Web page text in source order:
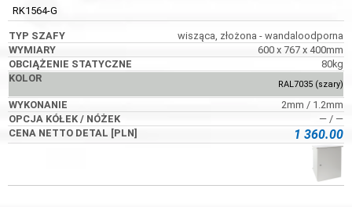
RK1564-G
wisząca, złożona - wandaloodporna
600 x 767 x 400mm
80kg
RAL7035 (szary)
2mm / 1.2mm
― / ―
1 360.00